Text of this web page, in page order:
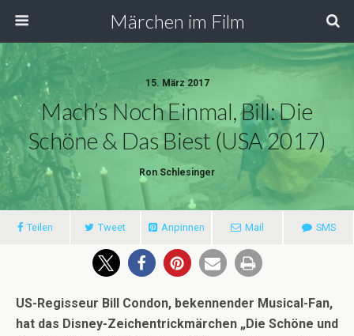
Märchen im Film
15. März 2017
Mach’s Noch Einmal, Bill: Die
Schöne & Das Biest (USA 2017)
Ron Schlesinger
Teilen Tweet Anpinnen Mail SMS
US-Regisseur Bill Condon, bekennender Musical-Fan,
hat das Disney-Zeichentrickmärchen „Die Schöne und